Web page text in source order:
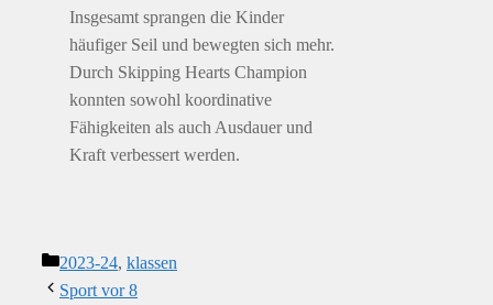
Insgesamt sprangen die Kinder
häufiger Seil und bewegten sich mehr.
Durch Skipping Hearts Champion
konnten sowohl koordinative
Fähigkeiten als auch Ausdauer und
Kraft verbessert werden.
Kategorien
2023-24, klassen
Sport vor 8